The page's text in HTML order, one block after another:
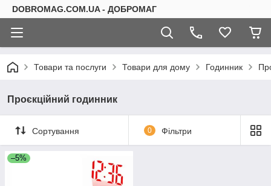
DOBROMAG.COM.UA - ДОБРОМАГ
Товари та послуги Товари для дому Годинник
Проєкційний годинник
Сортування 0 Фільтри
–5%